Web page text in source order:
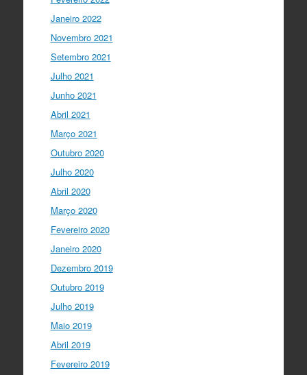
Janeiro 2022
Novembro 2021
Setembro 2021
Julho 2021
Junho 2021
Abril 2021
Março 2021
Outubro 2020
Julho 2020
Abril 2020
Março 2020
Fevereiro 2020
Janeiro 2020
Dezembro 2019
Outubro 2019
Julho 2019
Maio 2019
Abril 2019
Fevereiro 2019